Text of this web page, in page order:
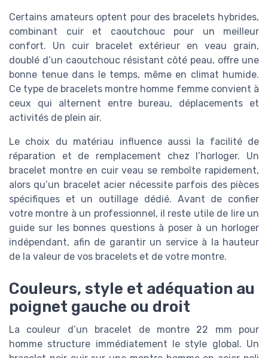
Certains amateurs optent pour des bracelets hybrides,
combinant cuir et caoutchouc pour un meilleur
confort. Un cuir bracelet extérieur en veau grain,
doublé d’un caoutchouc résistant côté peau, offre une
bonne tenue dans le temps, même en climat humide.
Ce type de bracelets montre homme femme convient à
ceux qui alternent entre bureau, déplacements et
activités de plein air.
Le choix du matériau influence aussi la facilité de
réparation et de remplacement chez l’horloger. Un
bracelet montre en cuir veau se remboîte rapidement,
alors qu’un bracelet acier nécessite parfois des pièces
spécifiques et un outillage dédié. Avant de confier
votre montre à un professionnel, il reste utile de lire un
guide sur les bonnes questions à poser à un horloger
indépendant, afin de garantir un service à la hauteur
de la valeur de vos bracelets et de votre montre.
Couleurs, style et adéquation au
poignet gauche ou droit
La couleur d’un bracelet de montre 22 mm pour
homme structure immédiatement le style global. Un